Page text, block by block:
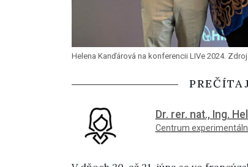
Helena Kanďárová na konferencii LIVe 2024.
Dr. rer. nat., Ing.
Centrum